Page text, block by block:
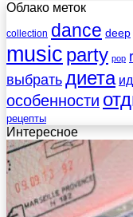
Облако меток
collection dance deep
music party pop
выбратьдиета
особенности
рецепты
Интересное